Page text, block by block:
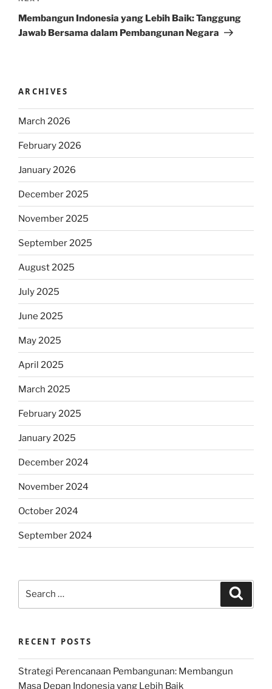
Post
Membangun Indonesia yang Lebih Baik: Tanggung
Jawab Bersama dalam Pembangunan Negara
ARCHIVES
March 2026
February 2026
January 2026
December 2025
November 2025
September 2025
August 2025
July 2025
June 2025
May 2025
April 2025
March 2025
February 2025
January 2025
December 2024
November 2024
October 2024
September 2024
RECENT POSTS
Strategi Perencanaan Pembangunan: Membangun
Masa Depan Indonesia yang Lebih Baik